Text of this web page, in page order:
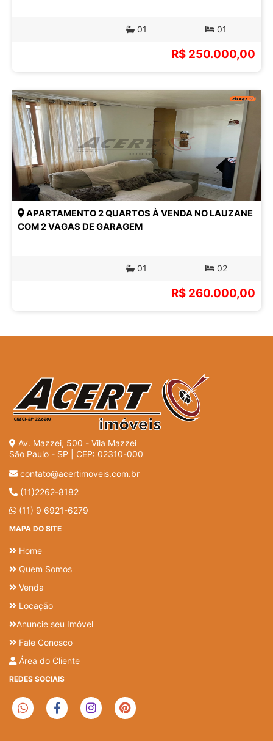
01 01
R$ 250.000,00
APARTAMENTO 2 QUARTOS À VENDA NO LAUZANE
COM 2 VAGAS DE GARAGEM
01 02
R$ 260.000,00
Av. Mazzei, 500 - Vila Mazzei
São Paulo - SP | CEP: 02310-000
contato@acertimoveis.com.br
(11)2262-8182
(11) 9 6921-6279
MAPA DO SITE
Home
Quem Somos
Venda
Locação
Anuncie seu Imóvel
Fale Conosco
Área do Cliente
REDES SOCIAIS